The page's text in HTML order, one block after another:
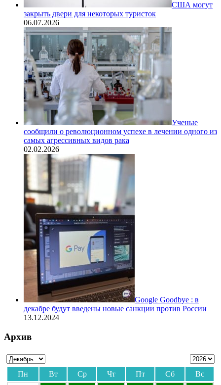
США могут
закрыть двери для некоторых туристок
06.07.2026
Ученые
сообщили о революционном успехе в лечении одного из
самых агрессивных видов рака
02.02.2026
Google Goodbye : в
декабре будут введены новые санкции против России
13.12.2024
Архив
Пн Вт Ср Чт Пт Сб
Вс